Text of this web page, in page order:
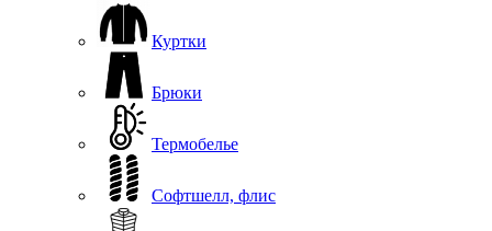
Куртки
Брюки
Термобелье
Софтшелл, флис